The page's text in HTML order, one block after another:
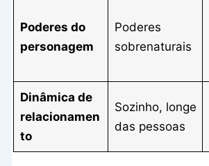
Poderes do
personagem
Poderes
sobrenaturais
Dinâmica de
relacionamen
to
Sozinho, longe
das pessoas